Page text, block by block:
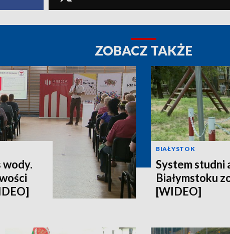
ZOBACZ TAKŻE
wody.
BIAŁYSTOK
System studni
Białymstoku
[WIDEO]